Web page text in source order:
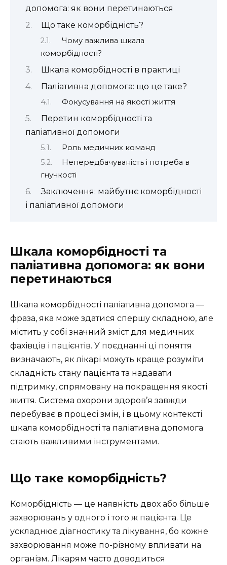
допомога: як вони перетинаються
Що таке коморбідність?
Чому важлива шкала
коморбідності?
Шкала коморбідності в практиці
Паліативна допомога: що це таке?
Фокусування на якості життя
Перетин коморбідності та
паліативної допомоги
Роль медичних команд
Непередбачуваність і потреба в
гнучкості
Заключення: майбутнє коморбідності
і паліативної допомоги
Шкала коморбідності та
паліативна допомога: як вони
перетинаються
Шкала коморбідності паліативна допомога —
фраза, яка може здатися спершу складною, але
містить у собі значний зміст для медичних
фахівців і пацієнтів. У поєднанні ці поняття
визначають, як лікарі можуть краще розуміти
складність стану пацієнта та надавати
підтримку, спрямовану на покращення якості
життя. Система охорони здоров’я завжди
перебуває в процесі змін, і в цьому контексті
шкала коморбідності та паліативна допомога
стають важливими інструментами.
Що таке коморбідність?
Коморбідність — це наявність двох або більше
захворювань у одного і того ж пацієнта. Це
ускладнює діагностику та лікування, бо кожне
захворювання може по-різному впливати на
організм. Лікарям часто доводиться